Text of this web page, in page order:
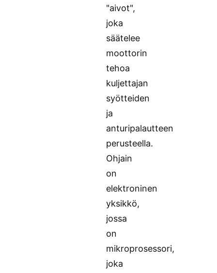
"aivot",
joka
säätelee
moottorin
tehoa
kuljettajan
syötteiden
ja
anturipalautteen
perusteella.
Ohjain
on
elektroninen
yksikkö,
jossa
on
mikroprosessori,
joka